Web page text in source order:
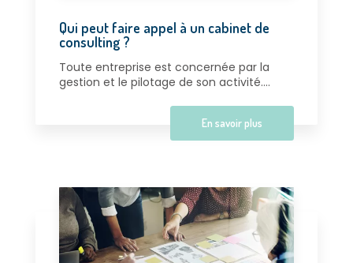
Qui peut faire appel à un cabinet de
consulting ?
Toute entreprise est concernée par la
gestion et le pilotage de son activité....
En savoir plus